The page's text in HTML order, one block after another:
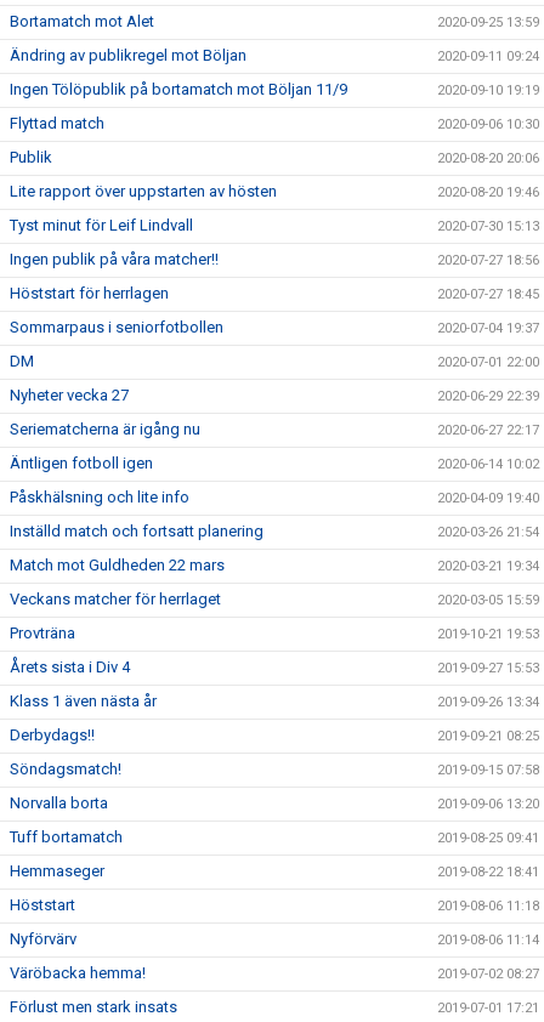
Bortamatch mot Alet 2020-09-25 13:59
Ändring av publikregel mot Böljan 2020-09-11 09:24
Ingen Tölöpublik på bortamatch mot Böljan 11/9 2020-09-10 19:19
Flyttad match 2020-09-06 10:30
Publik 2020-08-20 20:06
Lite rapport över uppstarten av hösten 2020-08-20 19:46
Tyst minut för Leif Lindvall 2020-07-30 15:13
Ingen publik på våra matcher!! 2020-07-27 18:56
Höststart för herrlagen 2020-07-27 18:45
Sommarpaus i seniorfotbollen 2020-07-04 19:37
DM 2020-07-01 22:00
Nyheter vecka 27 2020-06-29 22:39
Seriematcherna är igång nu 2020-06-27 22:17
Äntligen fotboll igen 2020-06-14 10:02
Påskhälsning och lite info 2020-04-09 19:40
Inställd match och fortsatt planering 2020-03-26 21:54
Match mot Guldheden 22 mars 2020-03-21 19:34
Veckans matcher för herrlaget 2020-03-05 15:59
Provträna 2019-10-21 19:53
Årets sista i Div 4 2019-09-27 15:53
Klass 1 även nästa år 2019-09-26 13:34
Derbydags!! 2019-09-21 08:25
Söndagsmatch! 2019-09-15 07:58
Norvalla borta 2019-09-06 13:20
Tuff bortamatch 2019-08-25 09:41
Hemmaseger 2019-08-22 18:41
Höststart 2019-08-06 11:18
Nyförvärv 2019-08-06 11:14
Väröbacka hemma! 2019-07-02 08:27
Förlust men stark insats 2019-07-01 17:21